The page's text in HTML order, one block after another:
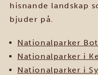
hisnande landskap
bjuder på.
Nationalparker
Nationalparker i
Nationalparker i